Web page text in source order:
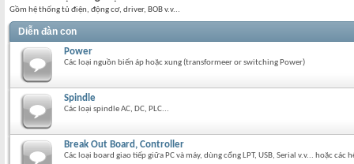
Gồm hệ thống tủ điện, động cơ, driver, BOB v.v...
Diễn đàn con
Power
Các loại nguồn biến áp hoặc xung (transformeer or switching Power)
Spindle
Các loại spindle AC, DC, PLC...
Break Out Board, Controller
Các loại board giao tiếp giữa PC và máy, dùng cổng LPT, USB, Serial v.v... hoặc các